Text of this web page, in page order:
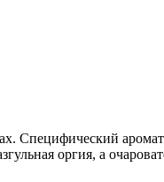
Специфический
оргия, а